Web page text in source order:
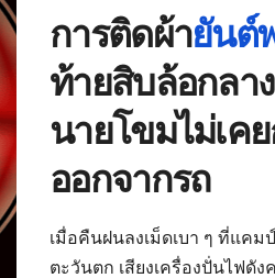
การติดผ้ายันต์
ท้ายสิบล้อกลา
นายโขมไม่เค
ออกจากรถ
เมื่อคืนฝนลงเม็ดเบา ๆ ที่แคม
ตะวันตก เสียงเครื่องปั่นไฟดัง